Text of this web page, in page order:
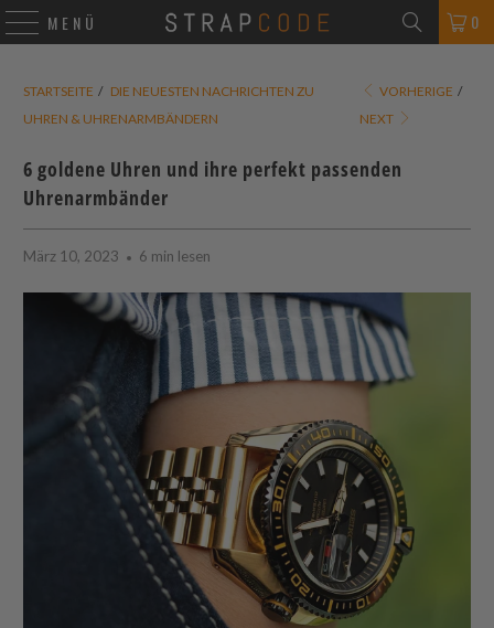
MENÜ 0
STARTSEITE / DIE NEUESTEN NACHRICHTEN ZU
UHREN & UHRENARMBÄNDERN
VORHERIGE /
NEXT
6 goldene Uhren und ihre perfekt passenden
Uhrenarmbänder
März 10, 2023 6 min lesen